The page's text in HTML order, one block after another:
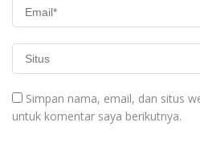
Simpan nama, email, dan situs
untuk komentar saya berikutnya.